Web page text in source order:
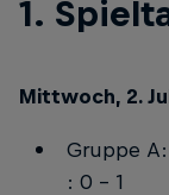
1.
Mittwoch, 2.
Gruppe A:
: 0 - 1